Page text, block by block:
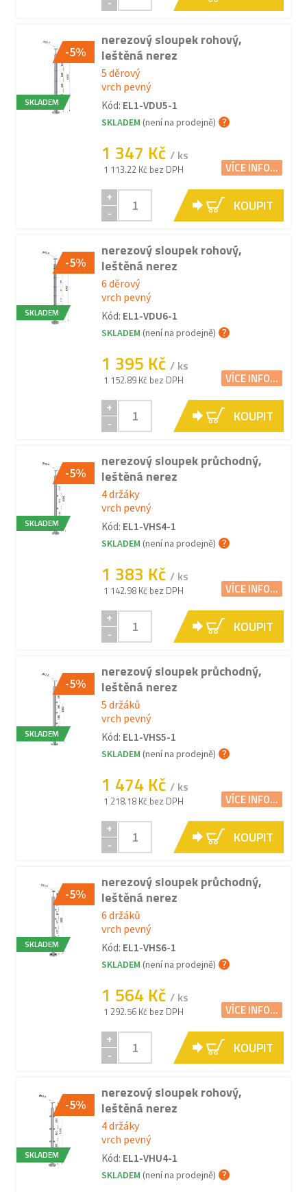
-5%
SKLADEM
nerezový sloupek rohový,
leštěná nerez
5 děrový
vrch pevný
Kód: EL1-VDU5-1
SKLADEM (není na prodejně)
1 347 Kč / ks
1 113.22 Kč bez DPH VÍCE INFO...
+
-
KOUPIT
-5%
SKLADEM
nerezový sloupek rohový,
leštěná nerez
6 děrový
vrch pevný
Kód: EL1-VDU6-1
SKLADEM (není na prodejně)
1 395 Kč / ks
1 152.89 Kč bez DPH VÍCE INFO...
+
-
KOUPIT
-5%
SKLADEM
nerezový sloupek průchodný,
leštěná nerez
4 držáky
vrch pevný
Kód: EL1-VHS4-1
SKLADEM (není na prodejně)
1 383 Kč / ks
1 142.98 Kč bez DPH VÍCE INFO...
+
-
KOUPIT
-5%
SKLADEM
nerezový sloupek průchodný,
leštěná nerez
5 držáků
vrch pevný
Kód: EL1-VHS5-1
SKLADEM (není na prodejně)
1 474 Kč / ks
1 218.18 Kč bez DPH VÍCE INFO...
+
-
KOUPIT
-5%
SKLADEM
nerezový sloupek průchodný,
leštěná nerez
6 držáků
vrch pevný
Kód: EL1-VHS6-1
SKLADEM (není na prodejně)
1 564 Kč / ks
1 292.56 Kč bez DPH VÍCE INFO...
+
-
KOUPIT
-5%
SKLADEM
nerezový sloupek rohový,
leštěná nerez
4 držáky
vrch pevný
Kód: EL1-VHU4-1
SKLADEM (není na prodejně)